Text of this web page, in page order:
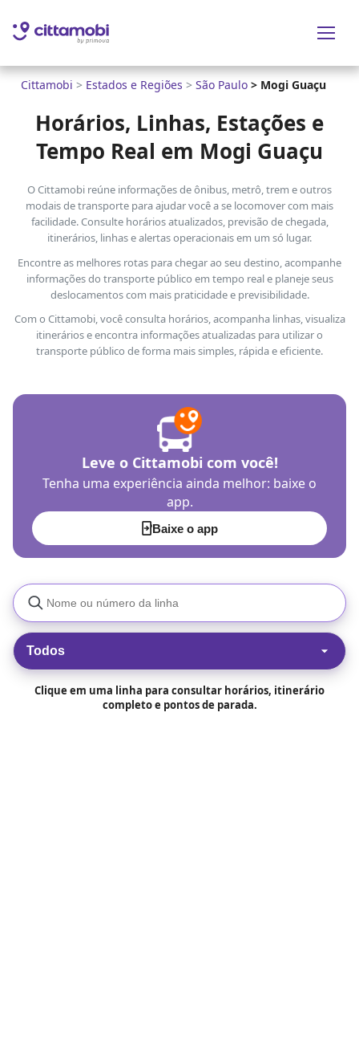
Cittamobi > Estados e Regiões > São Paulo > Mogi Guaçu
Horários, Linhas, Estações e
Tempo Real em Mogi Guaçu
O Cittamobi reúne informações de ônibus, metrô, trem e outros
modais de transporte para ajudar você a se locomover com mais
facilidade. Consulte horários atualizados, previsão de chegada,
itinerários, linhas e alertas operacionais em um só lugar.
Encontre as melhores rotas para chegar ao seu destino, acompanhe
informações do transporte público em tempo real e planeje seus
deslocamentos com mais praticidade e previsibilidade.
Com o Cittamobi, você consulta horários, acompanha linhas, visualiza
itinerários e encontra informações atualizadas para utilizar o
transporte público de forma mais simples, rápida e eficiente.
Leve o Cittamobi com você!
Tenha uma experiência ainda melhor: baixe o
app.
Baixe o app
Todos
Clique em uma linha para consultar horários, itinerário
completo e pontos de parada.